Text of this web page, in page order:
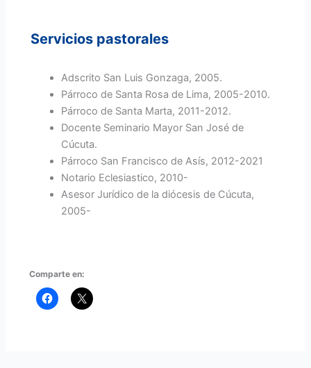
Servicios pastorales
Adscrito San Luis Gonzaga, 2005.
Párroco de Santa Rosa de Lima, 2005-2010.
Párroco de Santa Marta, 2011-2012.
Docente Seminario Mayor San José de
Cúcuta.
Párroco San Francisco de Asís, 2012-2021
Notario Eclesiastico, 2010-
Asesor Jurídico de la diócesis de Cúcuta,
2005-
Comparte en: